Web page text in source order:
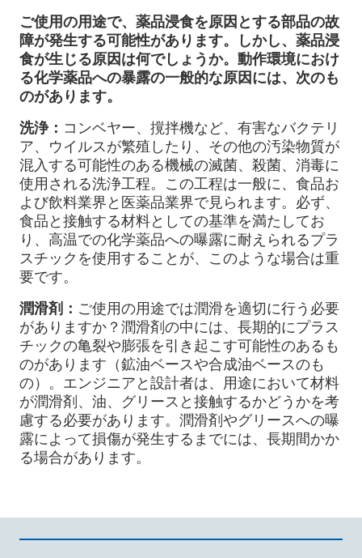
ご使用の用途で、薬品浸食を原因とする部品の故
障が発生する可能性があります。しかし、薬品浸
食が生じる原因は何でしょうか。動作環境におけ
る化学薬品への暴露の一般的な原因には、次のも
のがあります。
洗浄： コンベヤー、撹拌機など、有害なバクテリ
ア、ウイルスが繁殖したり、その他の汚染物質が
混入する可能性のある機械の滅菌、殺菌、消毒に
使用される洗浄工程。この工程は一般に、食品お
よび飲料業界と医薬品業界で見られます。必ず、
食品と接触する材料としての基準を満たしてお
り、高温での化学薬品への曝露に耐えられるプラ
スチックを使用することが、このような場合は重
要です。
潤滑剤： ご使用の用途では潤滑を適切に行う必要
がありますか？潤滑剤の中には、長期的にプラス
チックの亀裂や膨張を引き起こす可能性のあるも
のがあります（鉱油ベースや合成油ベースのも
の）。エンジニアと設計者は、用途において材料
が潤滑剤、油、グリースと接触するかどうかを考
慮する必要があります。潤滑剤やグリースへの曝
露によって損傷が発生するまでには、長期間かか
る場合があります。